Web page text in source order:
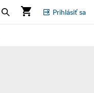
Prihlásiť sa